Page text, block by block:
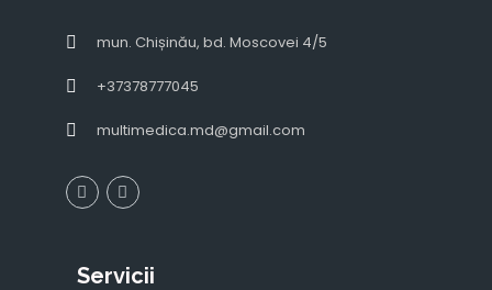
mun. Chișinău, bd. Moscovei 4/5
+37378777045
multimedica.md@gmail.com
Servicii